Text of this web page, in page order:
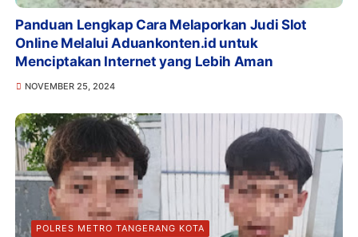
Panduan Lengkap Cara Melaporkan Judi Slot
Online Melalui Aduankonten.id untuk
Menciptakan Internet yang Lebih Aman
NOVEMBER 25, 2024
POLRES METRO TANGERANG KOTA